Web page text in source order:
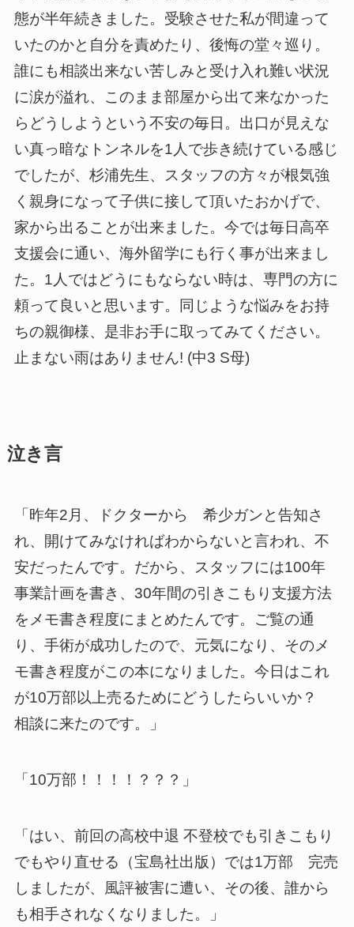
態が半年続きました。受験させた私が間違って
いたのかと自分を責めたり、後悔の堂々巡り。
誰にも相談出来ない苦しみと受け入れ難い状況
に涙が溢れ、このまま部屋から出て来なかった
らどうしようという不安の毎日。出口が見えな
い真っ暗なトンネルを1人で歩き続けている感じ
でしたが、杉浦先生、スタッフの方々が根気強
く親身になって子供に接して頂いたおかげで、
家から出ることが出来ました。今では毎日高卒
支援会に通い、海外留学にも行く事が出来まし
た。1人ではどうにもならない時は、専門の方に
頼って良いと思います。同じような悩みをお持
ちの親御様、是非お手に取ってみてください。
止まない雨はありません! (中3 S母)
泣き言
「昨年2月、ドクターから 希少ガンと告知さ
れ、開けてみなければわからないと言われ、不
安だったんです。だから、スタッフには100年
事業計画を書き、30年間の引きこもり支援方法
をメモ書き程度にまとめたんです。ご覧の通
り、手術が成功したので、元気になり、そのメ
モ書き程度がこの本になりました。今日はこれ
が10万部以上売るためにどうしたらいいか？
相談に来たのです。」
「10万部！！！！？？？」
「はい、前回の高校中退 不登校でも引きこもり
でもやり直せる（宝島社出版）では1万部 完売
しましたが、風評被害に遭い、その後、誰から
も相手されなくなりました。」